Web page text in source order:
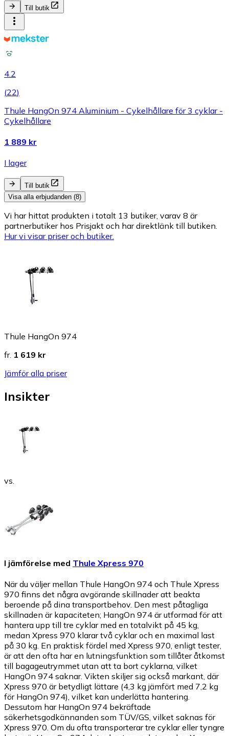
Till butik
4.2
(22)
Thule HangOn 974 Aluminium - Cykelhållare för 3 cyklar -
Cykelhållare
1 889 kr
I lager
Till butik
Visa alla erbjudanden (8)
Vi har hittat produkten i totalt 13 butiker, varav 8 är
partnerbutiker hos Prisjakt och har direktlänk till butiken.
Hur vi visar priser och butiker.
Thule HangOn 974
fr. 1 619 kr
Jämför alla priser
Insikter
vs.
I jämförelse med Thule Xpress 970
När du väljer mellan Thule HangOn 974 och Thule Xpress
970 finns det några avgörande skillnader att beakta
beroende på dina transportbehov. Den mest påtagliga
skillnaden är kapaciteten; HangOn 974 är utformad för att
hantera upp till tre cyklar med en totalvikt på 45 kg,
medan Xpress 970 klarar två cyklar och en maximal last
på 30 kg. En praktisk fördel med Xpress 970, enligt tester,
är att den ofta har en lutningsfunktion som tillåter åtkomst
till bagageutrymmet utan att ta bort cyklarna, vilket
HangOn 974 saknar. Vikten skiljer sig också markant, där
Xpress 970 är betydligt lättare (4,3 kg jämfört med 7,2 kg
för HangOn 974), vilket kan underlätta hantering.
Dessutom har HangOn 974 bekräftade
säkerhetsgodkännanden som TÜV/GS, vilket saknas för
Xpress 970. Om du ofta transporterar tre cyklar eller tyngre